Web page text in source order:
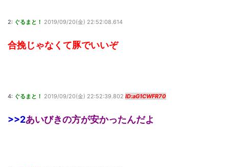
2: ぐるまと！ 2019/09/20(金) 22:52:08.614
合挽じゃなくて豚でいいぞ
4: ぐるまと！ 2019/09/20(金) 22:52:39.802 ID:aG1CWFR70
>>2あいびきの方が安かったんだよ